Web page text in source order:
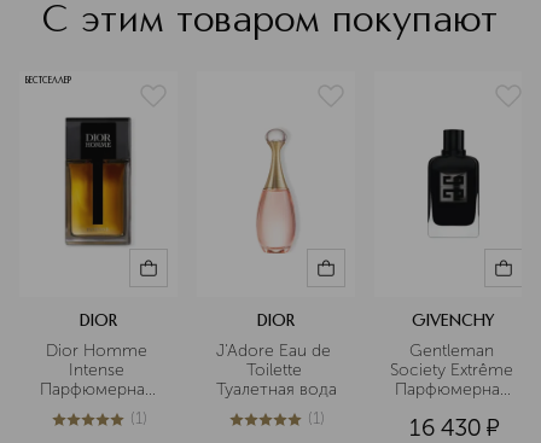
С этим товаром покупают
БЕСТСЕЛЛЕР
DIOR
Dior Homme
Intense
Парфюмерная
вода
5из 51 (1)
DIOR
J'Adore Eau de
Toilette
Туалетная вода
5из 51 (1)
GIVENCHY
Gentleman
Society Extrême
Парфюмерная
16 430 ¤